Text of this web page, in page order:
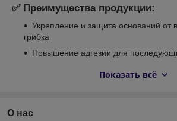
✅ Преимущества продукции:
Укрепление и защита оснований от
грибка
Повышение адгезии для
Широкая палитра цветов и текстур
Простота нанесения и долговечность
Показать всё
О нас